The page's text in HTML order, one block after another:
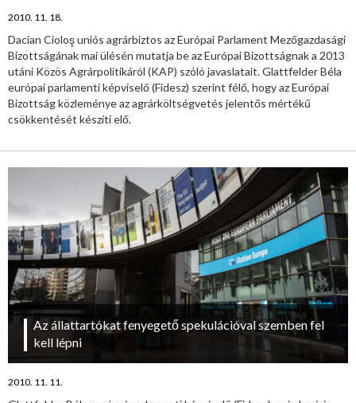
2010. 11. 18.
Dacian Cioloş uniós agrárbiztos az Európai Parlament Mezőgazdasági
Bizottságának mai ülésén mutatja be az Európai Bizottságnak a 2013
utáni Közös Agrárpolitikáról (KAP) szóló javaslatait. Glattfelder Béla
európai parlamenti képviselő (Fidesz) szerint félő, hogy az Európai
Bizottság közleménye az agrárköltségvetés jelentős mértékű
csökkentését készíti elő.
Az állattartókat fenyegető spekulációval szemben fel
kell lépni
2010. 11. 11.